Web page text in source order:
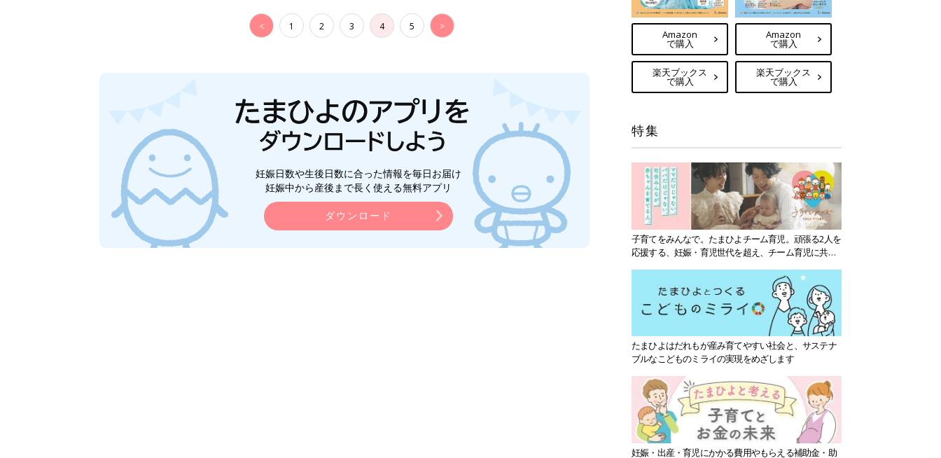
< 1 2 3 4 5 >
妊娠日数や生後日数に合った情報を毎日お届け
妊娠中から産後まで長く使える無料アプリ
ダウンロード
Amazon
で購入
楽天ブックス
で購入
Amazon
で購入
楽天ブックス
で購入
特集
子育てをみんなで。たまひよチーム育児。頑張る2人を
応援する、妊娠・育児世代を超え、チーム育児に共感
たまひよはだれもが産み育てやすい社会と、サステナ
ブルなこどものミライの実現をめざします
妊娠・出産・育児にかかる費用やもらえる補助金・助